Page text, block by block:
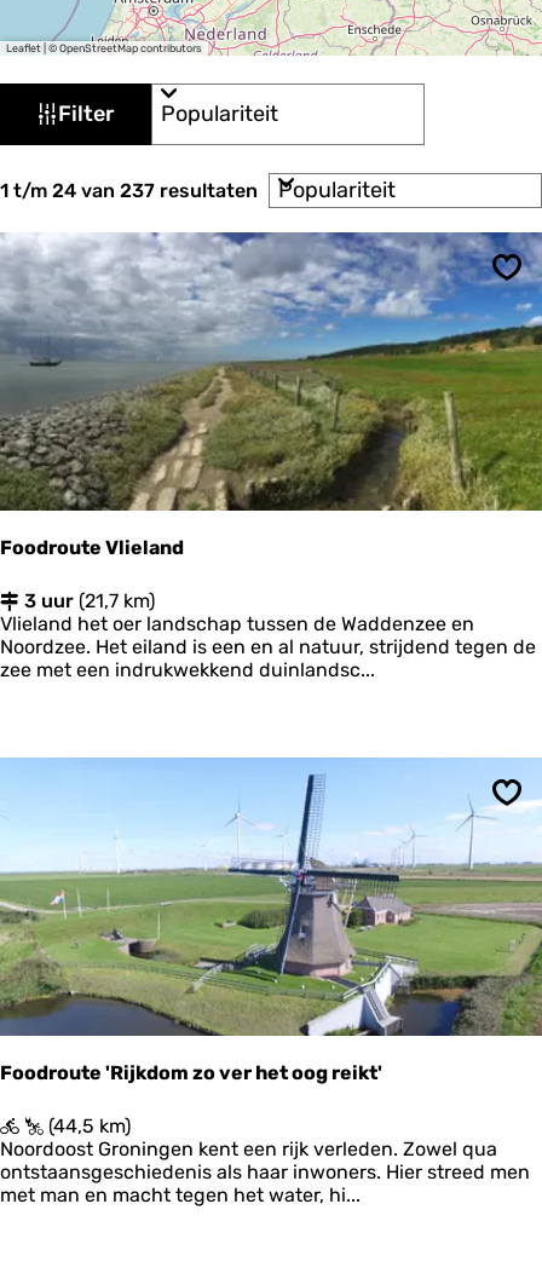
Leaflet © OpenStreetMap contributors
W
a
t
z
o
e
k
j
e
Filter
r
e
r
o
:
1 t/m 24 van 237 resultaten
S
r
t
r
Foodroute Vlieland
F
o
o
d
t
e
l
a
n
d
3 uur (21,7 km)
Vlieland het oer landschap tussen de Waddenzee en
Noordzee. Het eiland is een en al natuur, strijdend tegen de
zee met een indrukwekkend duinlandsc...
Foodroute 'Rijkdom zo ver het oog reikt'
F
o
o
d
(44,5 km)
Noordoost Groningen kent een rijk verleden. Zowel qua
ontstaansgeschiedenis als haar inwoners. Hier streed men
met man en macht tegen het water, hi...